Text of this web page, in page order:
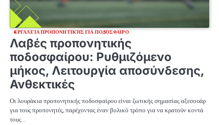
ΕΡΓΑΛΕΊΑ ΠΡΟΠΟΝΗΤΙΚΉΣ ΓΙΑ ΠΟΔΌΣΦΑΙΡΟ
Λαβές προπονητικής
ποδοσφαίρου: Ρυθμιζόμενο
μήκος, Λειτουργία αποσύνδεσης,
Ανθεκτικές
Οι λουράκια προπονητικής ποδοσφαίρου είναι ζωτικής σημασίας αξεσουάρ
για τους προπονητές, παρέχοντας έναν βολικό τρόπο για να κρατούν κοντά
τους…